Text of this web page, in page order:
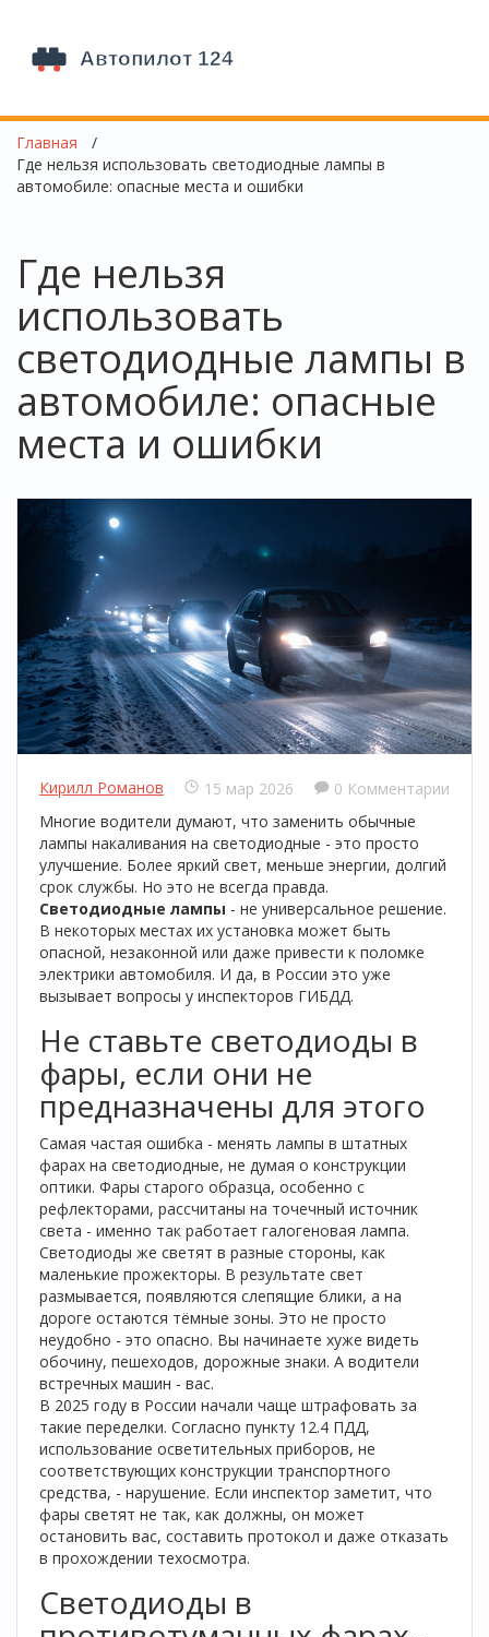
Главная
Где нельзя использовать светодиодные лампы в
автомобиле: опасные места и ошибки
Где нельзя
использовать
светодиодные лампы в
автомобиле: опасные
места и ошибки
Кирилл Романов 15 мар 2026
0 Комментарии
Многие водители думают, что заменить обычные
лампы накаливания на светодиодные - это просто
улучшение. Более яркий свет, меньше энергии, долгий
срок службы. Но это не всегда правда.
Светодиодные лампы - не универсальное решение.
В некоторых местах их установка может быть
опасной, незаконной или даже привести к поломке
электрики автомобиля. И да, в России это уже
вызывает вопросы у инспекторов ГИБДД.
Не ставьте светодиоды в
фары, если они не
предназначены для этого
Самая частая ошибка - менять лампы в штатных
фарах на светодиодные, не думая о конструкции
оптики. Фары старого образца, особенно с
рефлекторами, рассчитаны на точечный источник
света - именно так работает галогеновая лампа.
Светодиоды же светят в разные стороны, как
маленькие прожекторы. В результате свет
размывается, появляются слепящие блики, а на
дороге остаются тёмные зоны. Это не просто
неудобно - это опасно. Вы начинаете хуже видеть
обочину, пешеходов, дорожные знаки. А водители
встречных машин - вас.
В 2025 году в России начали чаще штрафовать за
такие переделки. Согласно пункту 12.4 ПДД,
использование осветительных приборов, не
соответствующих конструкции транспортного
средства, - нарушение. Если инспектор заметит, что
фары светят не так, как должны, он может
остановить вас, составить протокол и даже отказать
в прохождении техосмотра.
Светодиоды в